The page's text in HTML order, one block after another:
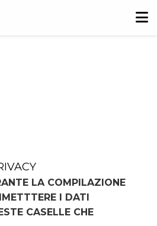
LA COMPILAZIONE
I DATI
CASELLE CHE